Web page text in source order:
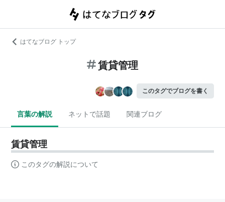
はてなブログ トップ
賃貸管理
このタグでブログを書く
言葉の解説 ネットで話題 関連ブログ
賃貸管理
このタグの解説について